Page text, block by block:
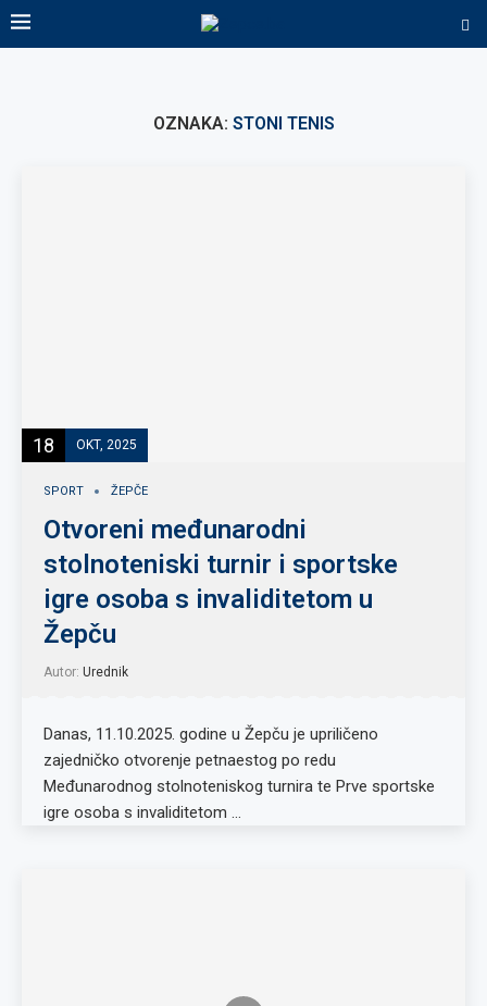
OZNAKA: STONI TENIS
18 OKT, 2025
SPORT ŽEPČE
Otvoreni međunarodni
stolnoteniski turnir i sportske
igre osoba s invaliditetom u
Žepču
Autor: Urednik
Danas, 11.10.2025. godine u Žepču je upriličeno
zajedničko otvorenje petnaestog po redu
Međunarodnog stolnoteniskog turnira te Prve sportske
igre osoba s invaliditetom …